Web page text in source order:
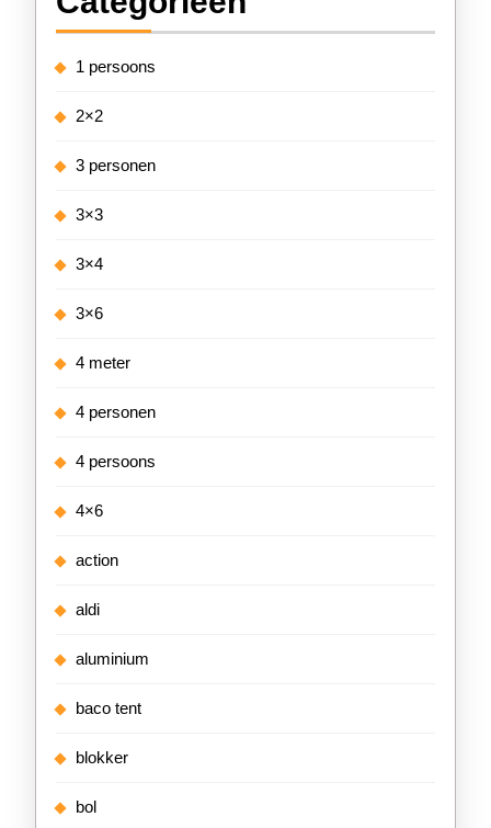
1 persoons
2×2
3 personen
3×3
3×4
3×6
4 meter
4 personen
4 persoons
4×6
action
aldi
aluminium
baco tent
blokker
bol